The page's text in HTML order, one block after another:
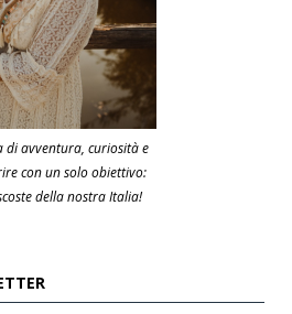
di avventura, curiosità e
con un solo obiettivo:
della nostra Italia!